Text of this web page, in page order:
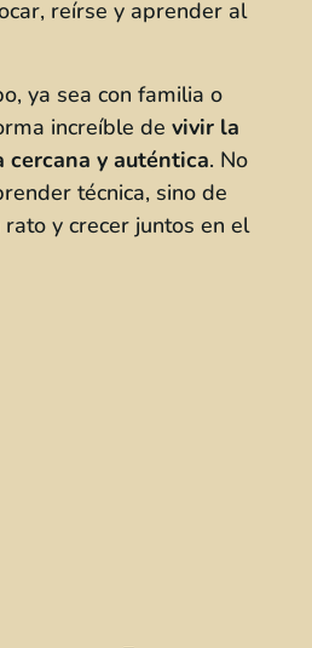
reírse y aprender al
ya sea con familia o
increíble de vivir la
cercana y auténtica. No
técnica, sino de
y crecer juntos en el